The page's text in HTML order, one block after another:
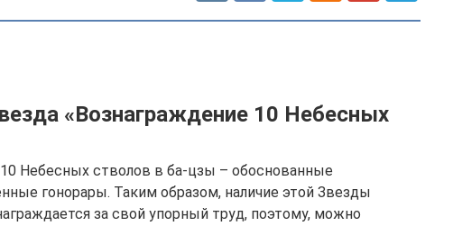
«Вознаграждение 10 Небесных
Небесных стволов в ба-цзы – обоснованные
гонорары. Таким образом, наличие этой Звезды
за свой упорный труд, поэтому, можно